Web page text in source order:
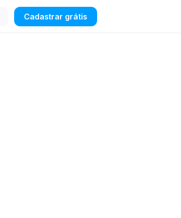
Cadastrar grátis